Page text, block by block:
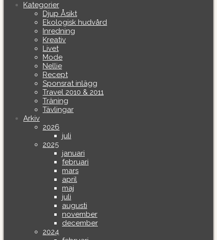
Kategorier
Djup Åsikt
Ekologisk hudvård
Inredning
Kreativ
Livet
Mode
Nellie
Recept
Sponsrat inlägg
Travel 2010 & 2011
Träning
Tävlingar
Arkiv
2026
juli
2025
januari
februari
mars
april
maj
juli
augusti
november
december
2024